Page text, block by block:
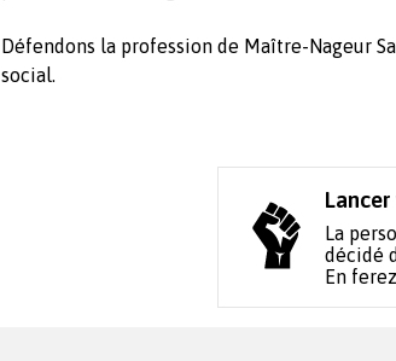
Défendons la profession de Maître-Nageur
social.
La
décidé
En